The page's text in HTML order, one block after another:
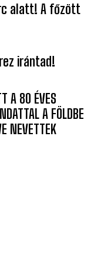
alatt! A főzött
irántad!
A 80 ÉVES
A FÖLDBE
NEVETTEK